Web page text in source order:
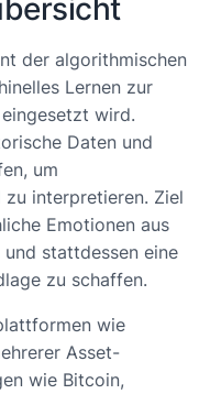
der algorithmischen
Lernen zur
wird.
Daten und
um
interpretieren. Ziel
Emotionen aus
stattdessen eine
zu schaffen.
wie
Asset-
wie Bitcoin,